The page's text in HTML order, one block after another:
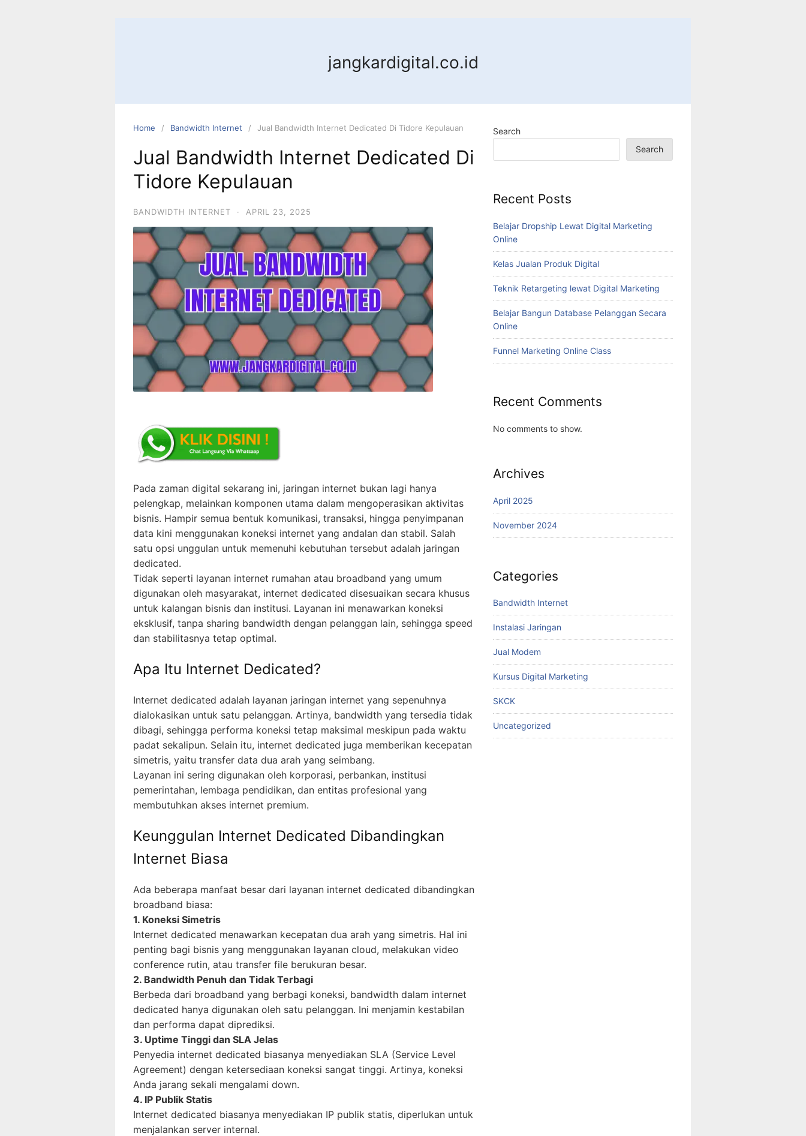
jangkardigital.co.id
Home Bandwidth Internet Jual Bandwidth Internet Dedicated Di Tidore Kepulauan
Jual Bandwidth Internet Dedicated Di
Tidore Kepulauan
BANDWIDTH INTERNET · APRIL 23, 2025
Pada zaman digital sekarang ini, jaringan internet bukan lagi hanya
pelengkap, melainkan komponen utama dalam mengoperasikan aktivitas
bisnis. Hampir semua bentuk komunikasi, transaksi, hingga penyimpanan
data kini menggunakan koneksi internet yang andalan dan stabil. Salah
satu opsi unggulan untuk memenuhi kebutuhan tersebut adalah jaringan
dedicated.
Tidak seperti layanan internet rumahan atau broadband yang umum
digunakan oleh masyarakat, internet dedicated disesuaikan secara khusus
untuk kalangan bisnis dan institusi. Layanan ini menawarkan koneksi
eksklusif, tanpa sharing bandwidth dengan pelanggan lain, sehingga speed
dan stabilitasnya tetap optimal.
Apa Itu Internet Dedicated?
Internet dedicated adalah layanan jaringan internet yang sepenuhnya
dialokasikan untuk satu pelanggan. Artinya, bandwidth yang tersedia tidak
dibagi, sehingga performa koneksi tetap maksimal meskipun pada waktu
padat sekalipun. Selain itu, internet dedicated juga memberikan kecepatan
simetris, yaitu transfer data dua arah yang seimbang.
Layanan ini sering digunakan oleh korporasi, perbankan, institusi
pemerintahan, lembaga pendidikan, dan entitas profesional yang
membutuhkan akses internet premium.
Keunggulan Internet Dedicated Dibandingkan
Internet Biasa
Ada beberapa manfaat besar dari layanan internet dedicated dibandingkan
broadband biasa:
1. Koneksi Simetris
Internet dedicated menawarkan kecepatan dua arah yang simetris. Hal ini
penting bagi bisnis yang menggunakan layanan cloud, melakukan video
conference rutin, atau transfer file berukuran besar.
2. Bandwidth Penuh dan Tidak Terbagi
Berbeda dari broadband yang berbagi koneksi, bandwidth dalam internet
dedicated hanya digunakan oleh satu pelanggan. Ini menjamin kestabilan
dan performa dapat diprediksi.
3. Uptime Tinggi dan SLA Jelas
Penyedia internet dedicated biasanya menyediakan SLA (Service Level
Agreement) dengan ketersediaan koneksi sangat tinggi. Artinya, koneksi
Anda jarang sekali mengalami down.
4. IP Publik Statis
Internet dedicated biasanya menyediakan IP publik statis, diperlukan untuk
menjalankan server internal.
Search
Search
Recent Posts
Belajar Dropship Lewat Digital Marketing
Online
Kelas Jualan Produk Digital
Teknik Retargeting lewat Digital Marketing
Belajar Bangun Database Pelanggan Secara
Online
Funnel Marketing Online Class
Recent Comments
No comments to show.
Archives
April 2025
November 2024
Categories
Bandwidth Internet
Instalasi Jaringan
Jual Modem
Kursus Digital Marketing
SKCK
Uncategorized